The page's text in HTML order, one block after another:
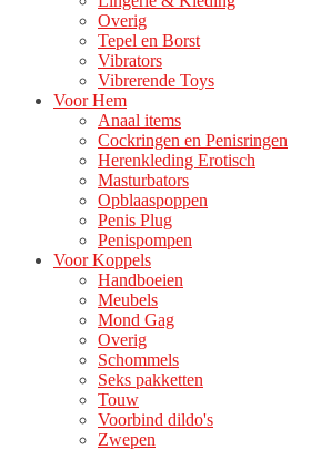
Overig
Tepel en Borst
Vibrators
Vibrerende Toys
Voor Hem
Anaal items
Cockringen en Penisringen
Herenkleding Erotisch
Masturbators
Opblaaspoppen
Penis Plug
Penispompen
Voor Koppels
Handboeien
Meubels
Mond Gag
Overig
Schommels
Seks pakketten
Touw
Voorbind dildo's
Zwepen